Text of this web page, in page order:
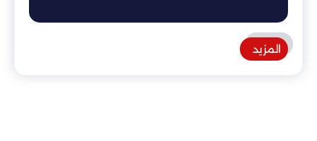
المزيد